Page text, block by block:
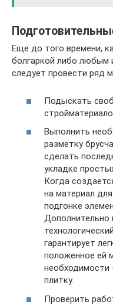
Еще до того времени,
болгаркой либо любым
следует провести ряд
Подыскать
Выполнить
разметку
сделать
укладке
Когда
на материал
подгонке
Дополнительно
гарантирует
положенное ей
необходимости
плитку.
Проверить